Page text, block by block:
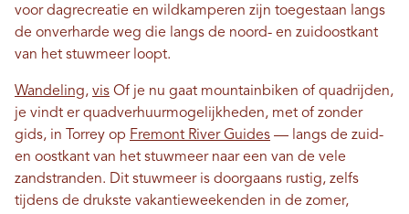
voor dagrecreatie en wildkamperen zijn toegestaan ​​langs
de onverharde weg die langs de noord- en zuidoostkant
van het stuwmeer loopt.
Wandeling, vis Of je nu gaat mountainbiken of quadrijden,
je vindt er quadverhuurmogelijkheden, met of zonder
gids, in Torrey op Fremont River Guides — langs de zuid-
en oostkant van het stuwmeer naar een van de vele
zandstranden. Dit stuwmeer is doorgaans rustig, zelfs
tijdens de drukste vakantieweekenden in de zomer,